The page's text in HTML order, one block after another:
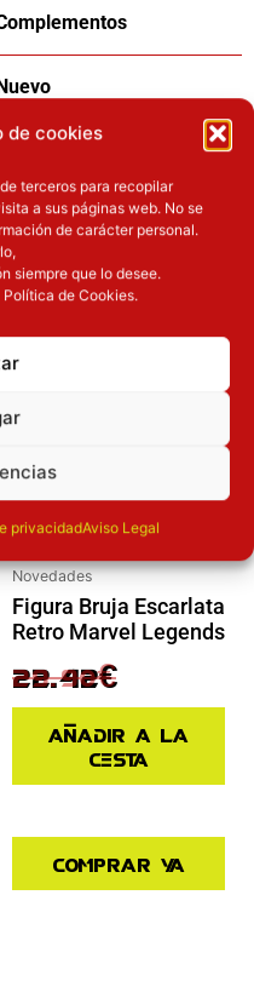
de cookies
terceros para recopilar
a sus páginas web. No se
de carácter personal.
siempre que lo desee.
de Cookies.
privacidadAviso Legal
QUE TE
INTERESAR
Novedades
Figura Bruja Escarlata
Retro Marvel Legends
29.90€
El precio original era: 29.90€.
22.42€
El precio actual es: 22.42€.
Añadir a la
cesta
Comprar ya